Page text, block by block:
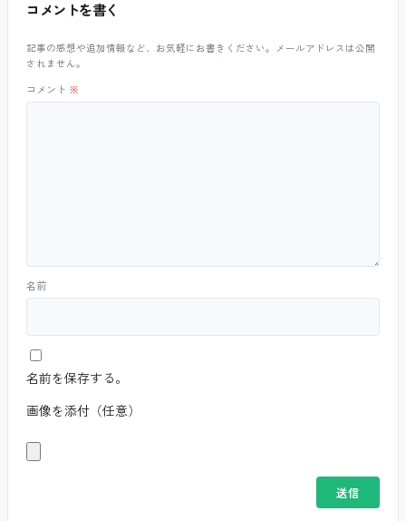
コメントを書く
記事の感想や追加情報など、お気軽にお書きください。メールアドレスは公開
されません。
コメント ※
名前
名前を保存する。
画像を添付（任意）